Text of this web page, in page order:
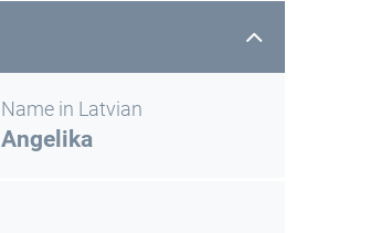
Name in Latvian
Angelika